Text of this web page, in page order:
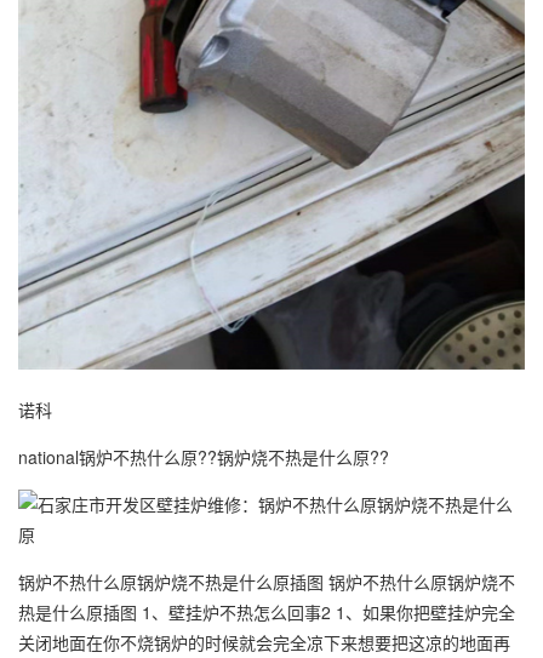
诺科
national锅炉不热什么原??锅炉烧不热是什么原??
锅炉不热什么原锅炉烧不热是什么原插图 锅炉不热什么原锅炉烧不
热是什么原插图 1、壁挂炉不热怎么回事2 1、如果你把壁挂炉完全
关闭地面在你不烧锅炉的时候就会完全凉下来想要把这凉的地面再